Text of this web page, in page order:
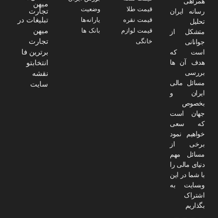
رسانه ایران
تحلیل
متشکل از
جوانانی
است که
هدف آن ها
بررسی
مسائل مالی
ایران و
بخصوص
جهان است
که سعی
خواهیم نمود
برخی از
مسائل مهم
دنیای مالی را
با شما در این
وبسایت به
اشتراک
بگذاریم
قیمت طلا
قیمت نقره
قیمت لوازم
خانگی
وضعیت
یارانه‌ها
بانک ها
میهن
تجارت
تبلیغات در
میهن
تجارت
برترین فا
انتخابتو
نقشه
سایت